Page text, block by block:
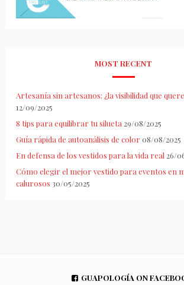
MOST RECENT
Artesanía sin artesanos: ¿la visibilidad que
12/09/2025
8 tips para equilibrar tu silueta 29/08/2025
Guía rápida de autoanálisis de color 08/08/2025
En defensa de los vestidos para la vida real 26/
Cómo elegir el mejor vestido para eventos en
calurosos 30/05/2025
GUAPOLOGÍA ON